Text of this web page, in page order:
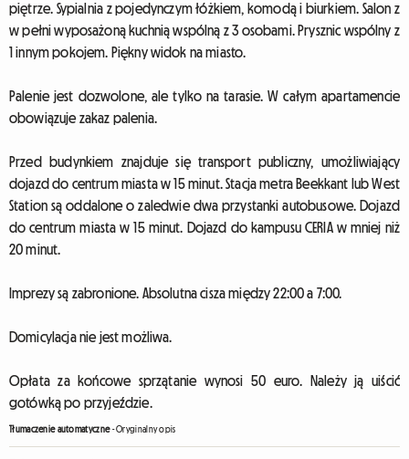
piętrze. Sypialnia z pojedynczym łóżkiem, komodą i biurkiem. Salon z
w pełni wyposażoną kuchnią wspólną z 3 osobami. Prysznic wspólny z
1 innym pokojem. Piękny widok na miasto.
Palenie jest dozwolone, ale tylko na tarasie. W całym apartamencie
obowiązuje zakaz palenia.
Przed budynkiem znajduje się transport publiczny, umożliwiający
dojazd do centrum miasta w 15 minut. Stacja metra Beekkant lub West
Station są oddalone o zaledwie dwa przystanki autobusowe. Dojazd
do centrum miasta w 15 minut. Dojazd do kampusu CERIA w mniej niż
20 minut.
Imprezy są zabronione. Absolutna cisza między 22:00 a 7:00.
Domicylacja nie jest możliwa.
Opłata za końcowe sprzątanie wynosi 50 euro. Należy ją uiścić
gotówką po przyjeździe.
Tłumaczenie automatyczne-Oryginalny opis